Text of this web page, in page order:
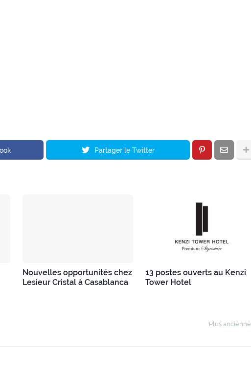
Partager le Twitter
Nouvelles opportunités chez
Lesieur Cristal à Casablanca
13 postes ouverts au Kenzi
Tower Hotel
Plus ancienne